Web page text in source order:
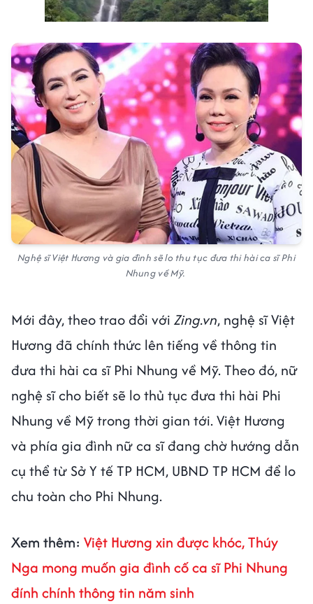
Next video in 1 Cancel
Nghệ sĩ Việt Hương và gia đình sẽ lo thu tục đưa thi hài ca sĩ Phi
Nhung về Mỹ.
Mới đây, theo trao đổi với Zing.vn, nghệ sĩ Việt
Hương đã chính thức lên tiếng về thông tin
đưa thi hài ca sĩ Phi Nhung về Mỹ. Theo đó, nữ
nghệ sĩ cho biết sẽ lo thủ tục đưa thi hài Phi
Nhung về Mỹ trong thời gian tới. Việt Hương
và phía gia đình nữ ca sĩ đang chờ hướng dẫn
cụ thể từ Sở Y tế TP HCM, UBND TP HCM để lo
chu toàn cho Phi Nhung.
Xem thêm: Việt Hương xin được khóc, Thúy
Nga mong muốn gia đình cố ca sĩ Phi Nhung
đính chính thông tin năm sinh